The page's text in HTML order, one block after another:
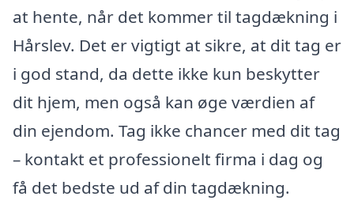
at hente, når det kommer til tagdækning i
Hårslev. Det er vigtigt at sikre, at dit tag er
i god stand, da dette ikke kun beskytter
dit hjem, men også kan øge værdien af
din ejendom. Tag ikke chancer med dit tag
– kontakt et professionelt firma i dag og
få det bedste ud af din tagdækning.